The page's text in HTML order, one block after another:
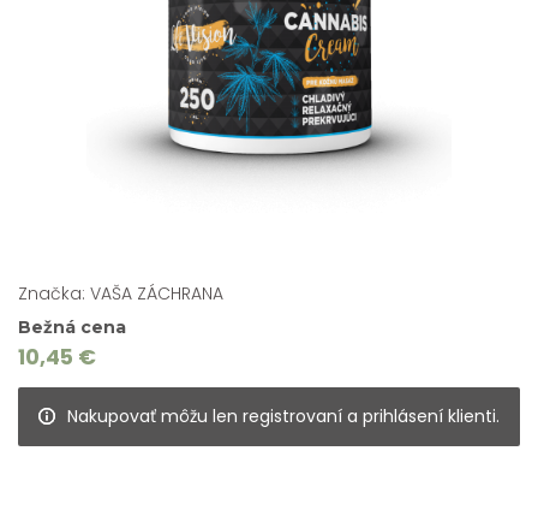
Značka: VAŠA ZÁCHRANA
Bežná cena
10,45 €
Nakupovať môžu len registrovaní a prihlásení klienti.